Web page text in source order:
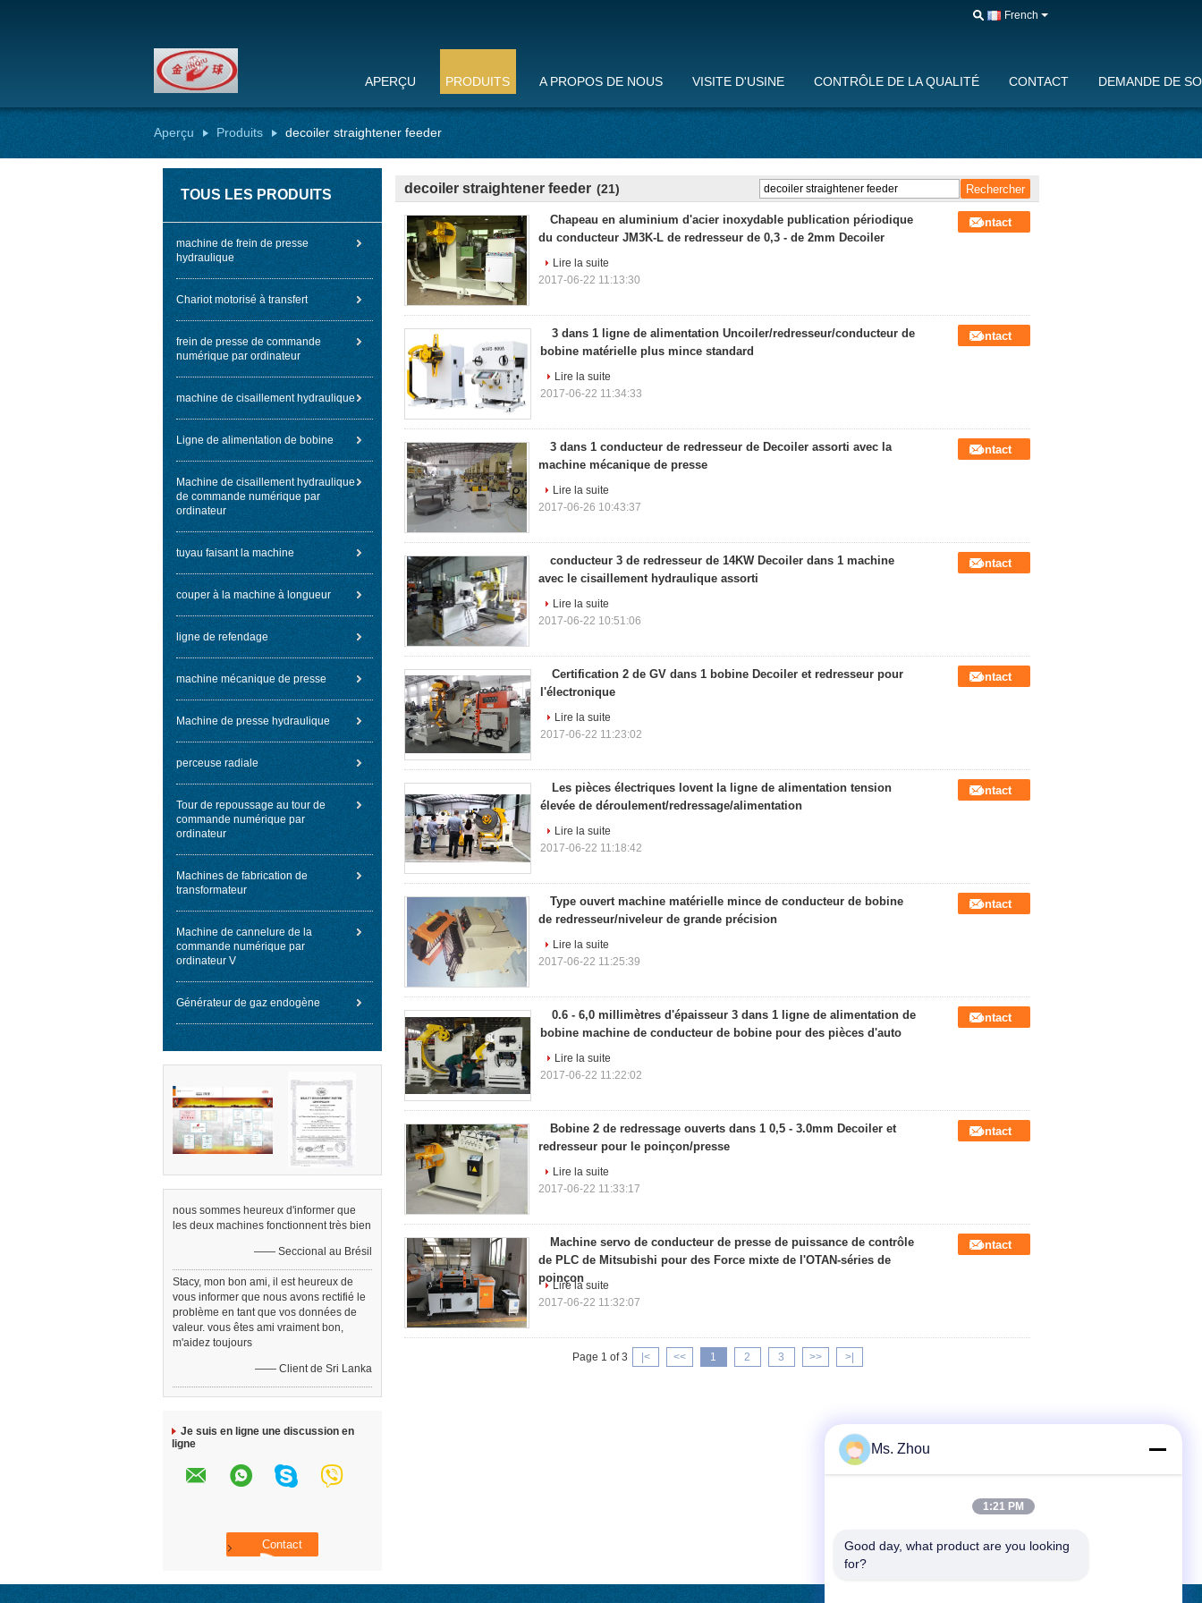
French
APERÇU PRODUITS A PROPOS DE NOUS VISITE D'USINE CONTRÔLE DE LA QUALITÉ CONTACT DEMANDE DE
Aperçu Produits decoiler straightener feeder
TOUS LES PRODUITS
machine de frein de presse
hydraulique
Chariot motorisé à transfert
frein de presse de commande
numérique par ordinateur
machine de cisaillement hydraulique
Ligne de alimentation de bobine
Machine de cisaillement hydraulique
de commande numérique par
ordinateur
tuyau faisant la machine
couper à la machine à longueur
ligne de refendage
machine mécanique de presse
Machine de presse hydraulique
perceuse radiale
Tour de repoussage au tour de
commande numérique par
ordinateur
Machines de fabrication de
transformateur
Machine de cannelure de la
commande numérique par
ordinateur V
Générateur de gaz endogène
nous sommes heureux d'informer que
les deux machines fonctionnent très bien
—— Seccional au Brésil
Stacy, mon bon ami, il est heureux de
vous informer que nous avons rectifié le
problème en tant que vos données de
valeur. vous êtes ami vraiment bon,
m'aidez toujours
—— Client de Sri Lanka
Je suis en ligne une discussion en
ligne
decoiler straightener feeder (21)
Chapeau en aluminium d'acier inoxydable publication périodique
du conducteur JM3K-L de redresseur de 0,3 - de 2mm Decoiler
Contact
Lire la suite
2017-06-22 11:13:30
3 dans 1 ligne de alimentation Uncoiler/redresseur/conducteur de
bobine matérielle plus mince standard
Contact
Lire la suite
2017-06-22 11:34:33
3 dans 1 conducteur de redresseur de Decoiler assorti avec la
machine mécanique de presse
Contact
Lire la suite
2017-06-26 10:43:37
conducteur 3 de redresseur de 14KW Decoiler dans 1 machine
avec le cisaillement hydraulique assorti
Contact
Lire la suite
2017-06-22 10:51:06
Certification 2 de GV dans 1 bobine Decoiler et redresseur pour
l'électronique
Contact
Lire la suite
2017-06-22 11:23:02
Les pièces électriques lovent la ligne de alimentation tension
élevée de déroulement/redressage/alimentation
Contact
Lire la suite
2017-06-22 11:18:42
Type ouvert machine matérielle mince de conducteur de bobine
de redresseur/niveleur de grande précision
Contact
Lire la suite
2017-06-22 11:25:39
0.6 - 6,0 millimètres d'épaisseur 3 dans 1 ligne de alimentation de
bobine machine de conducteur de bobine pour des pièces d'auto
Contact
Lire la suite
2017-06-22 11:22:02
Bobine 2 de redressage ouverts dans 1 0,5 - 3.0mm Decoiler et
redresseur pour le poinçon/presse
Contact
Lire la suite
2017-06-22 11:33:17
Machine servo de conducteur de presse de puissance de contrôle
de PLC de Mitsubishi pour des Force mixte de l'OTAN-séries de
poinçon
Contact
Lire la suite
2017-06-22 11:32:07
Page 1 of 3 |< << 1 2 3 >> >|
Ms. Zhou
1:21 PM
Good day, what product are you looking
for?